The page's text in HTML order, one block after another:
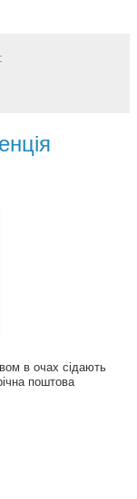
в очах сідають
поштова